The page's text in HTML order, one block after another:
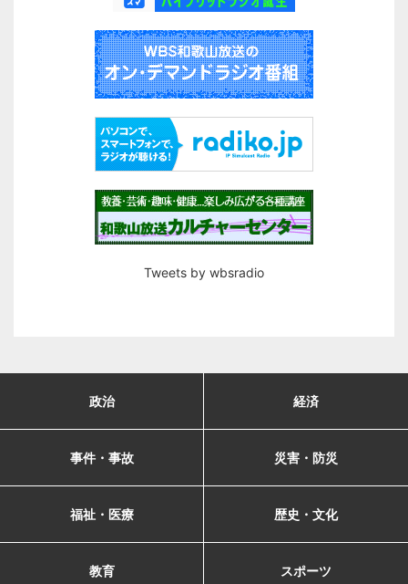
Tweets by wbsradio
政治 経済
事件・事故 災害・防災
福祉・医療 歴史・文化
教育 スポーツ